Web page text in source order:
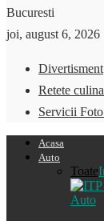
Bucuresti
joi, august 6, 2026
Divertisment
Retete
Servicii
Acasa
Auto
Toate
Auto